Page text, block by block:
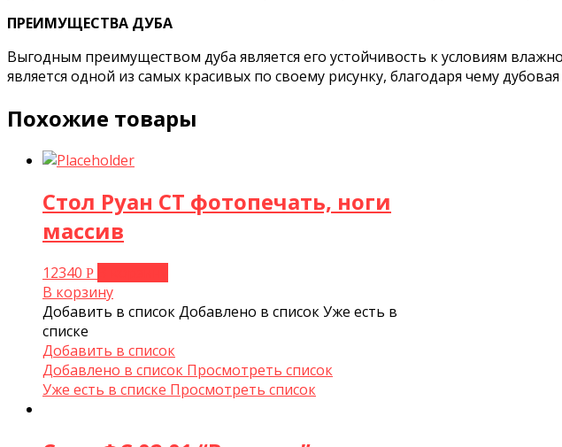
ПРЕИМУЩЕСТВА ДУБА
Выгодным преимуществом дуба является его устойчивость к условиям
является одной из самых красивых по своему рисунку, благодаря чему
Похожие товары
Стол Руан СТ фотопечать, ноги
массив
12340 Р
В корзину
Добавить в списокДобавлено в списокУже есть в
списке
Добавить в список
Добавлено в список Просмотреть список
Уже есть в списке Просмотреть список